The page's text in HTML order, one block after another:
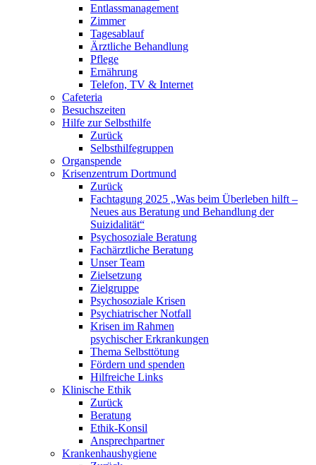
Entlassmanagement
Zimmer
Tagesablauf
Ärztliche Behandlung
Pflege
Ernährung
Telefon, TV & Internet
Cafeteria
Besuchszeiten
Hilfe zur Selbsthilfe
Zurück
Selbsthilfegruppen
Organspende
Krisenzentrum Dortmund
Zurück
Fachtagung 2025 „Was beim Überleben hilft –
Neues aus Beratung und Behandlung der
Suizidalität“
Psychosoziale Beratung
Fachärztliche Beratung
Unser Team
Zielsetzung
Zielgruppe
Psychosoziale Krisen
Psychiatrischer Notfall
Krisen im Rahmen
psychischer Erkrankungen
Thema Selbsttötung
Fördern und spenden
Hilfreiche Links
Klinische Ethik
Zurück
Beratung
Ethik-Konsil
Ansprechpartner
Krankenhaushygiene